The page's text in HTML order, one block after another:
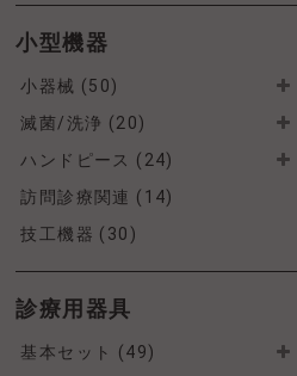
小型機器
小器械 (50)
滅菌/洗浄 (20)
ハンドピース (24)
訪問診療関連 (14)
技工機器 (30)
診療用器具
基本セット (49)